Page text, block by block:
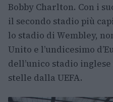
Bobby Charlton. Con i
il secondo stadio più
lo stadio di Wembley,
Unito e l’undicesimo
dell’unico stadio
stelle dalla UEFA.